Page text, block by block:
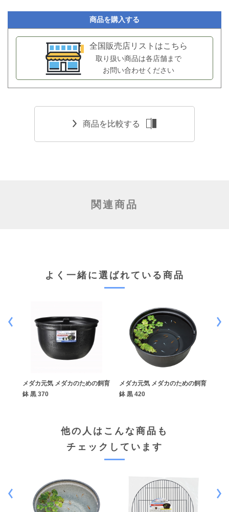
商品を購入する
全国販売店リストはこちら
取り扱い商品は各店舗まで
お問い合わせください
商品を比較する
関連商品
よく一緒に選ばれている商品
メダカ元気 メダカのための飼育
鉢 黒 370
メダカ元気 メダカのための飼育
鉢 黒 420
他の人はこんな商品も
チェックしています